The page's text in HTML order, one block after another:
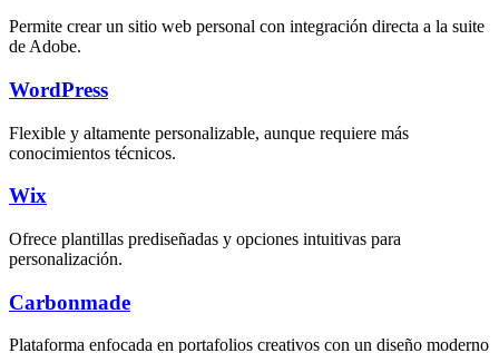
Permite crear un sitio web personal con integración directa a la suite
de Adobe.
WordPress
Flexible y altamente personalizable, aunque requiere más
conocimientos técnicos.
Wix
Ofrece plantillas prediseñadas y opciones intuitivas para
personalización.
Carbonmade
Plataforma enfocada en portafolios creativos con un diseño moderno